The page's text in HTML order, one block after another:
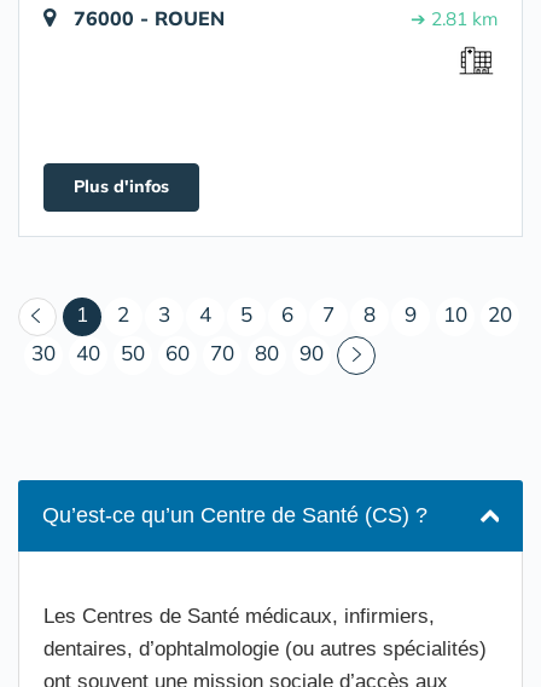
76000 - ROUEN ➔ 2.81 km
Plus d'infos
1 (courant)
2 3 4 5 6 7 8 9 10
20
30
40 50 60 70 80 90
Qu’est-ce qu’un Centre de Santé (CS) ?
Les Centres de Santé médicaux, infirmiers,
dentaires, d’ophtalmologie (ou autres spécialités)
ont souvent une mission sociale d’accès aux